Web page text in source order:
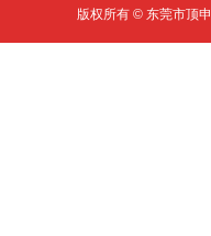
版权所有 © 东莞市顶